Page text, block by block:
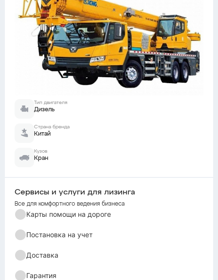
Тип двигателя
Дизель
Страна бренда
Китай
Кузов
Кран
Сервисы и услуги для лизинга
Все для комфортного ведения бизнеса
Карты помощи на дороге
Постановка на учет
Доставка
Гарантия